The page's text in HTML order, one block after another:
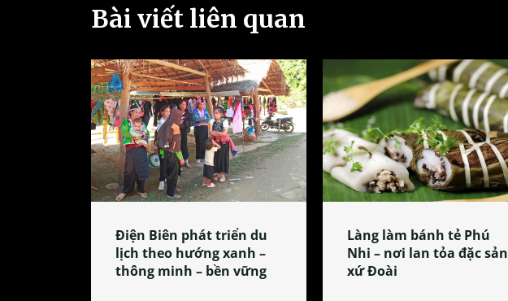
Bài viết liên quan
Điện Biên phát triển du
lịch theo hướng xanh –
thông minh – bền vững
Làng làm bánh tẻ Phú
Nhi – nơi lan tỏa đặc sản
xứ Đoài